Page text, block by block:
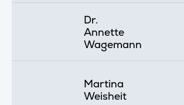
Dr.
Annette
Wagemann
Martina
Weisheit